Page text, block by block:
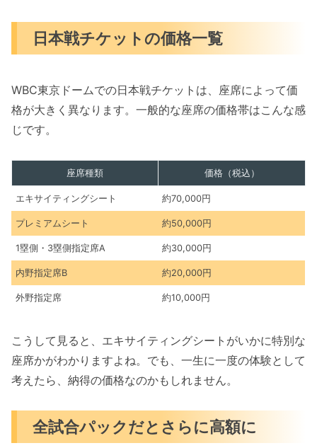
日本戦チケットの価格一覧
WBC東京ドームでの日本戦チケットは、座席によって価
格が大きく異なります。一般的な座席の価格帯はこんな感
じです。
座席種類 価格（税込）
エキサイティングシート 約70,000円
プレミアムシート 約50,000円
1塁側・3塁側指定席A 約30,000円
内野指定席B 約20,000円
外野指定席 約10,000円
こうして見ると、エキサイティングシートがいかに特別な
座席かがわかりますよね。でも、一生に一度の体験として
考えたら、納得の価格なのかもしれません。
全試合パックだとさらに高額に